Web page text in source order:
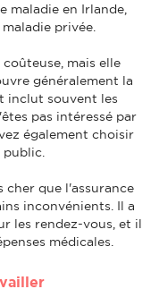
maladie en Irlande,
privée.
mais elle
généralement la
inclut souvent les
pas intéressé par
également choisir
cher que l'assurance
inconvénients. Il a
les rendez-vous, et il
médicales.